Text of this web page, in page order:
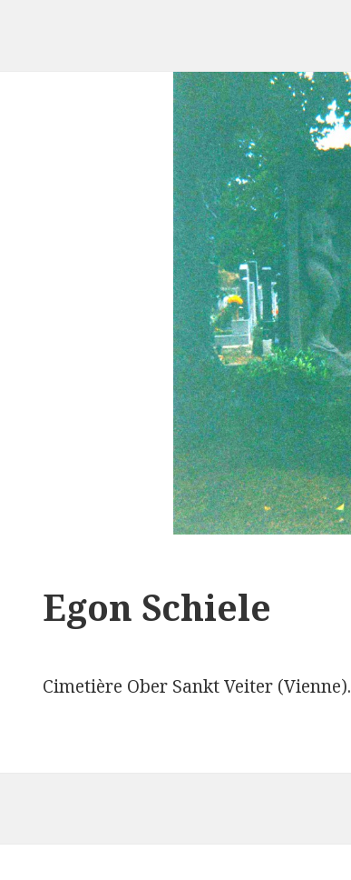
Egon Schiele
Cimetière Ober Sankt Veiter (Vienne).